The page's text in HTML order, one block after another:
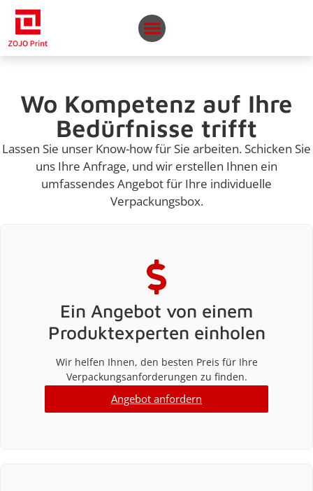
Wo Kompetenz auf Ihre
Bedürfnisse trifft
Lassen Sie unser Know-how für Sie arbeiten. Schicken Sie
uns Ihre Anfrage, und wir erstellen Ihnen ein
umfassendes Angebot für Ihre individuelle
Verpackungsbox.
Ein Angebot von einem
Produktexperten einholen
Wir helfen Ihnen, den besten Preis für Ihre
Verpackungsanforderungen zu finden.
Angebot anfordern